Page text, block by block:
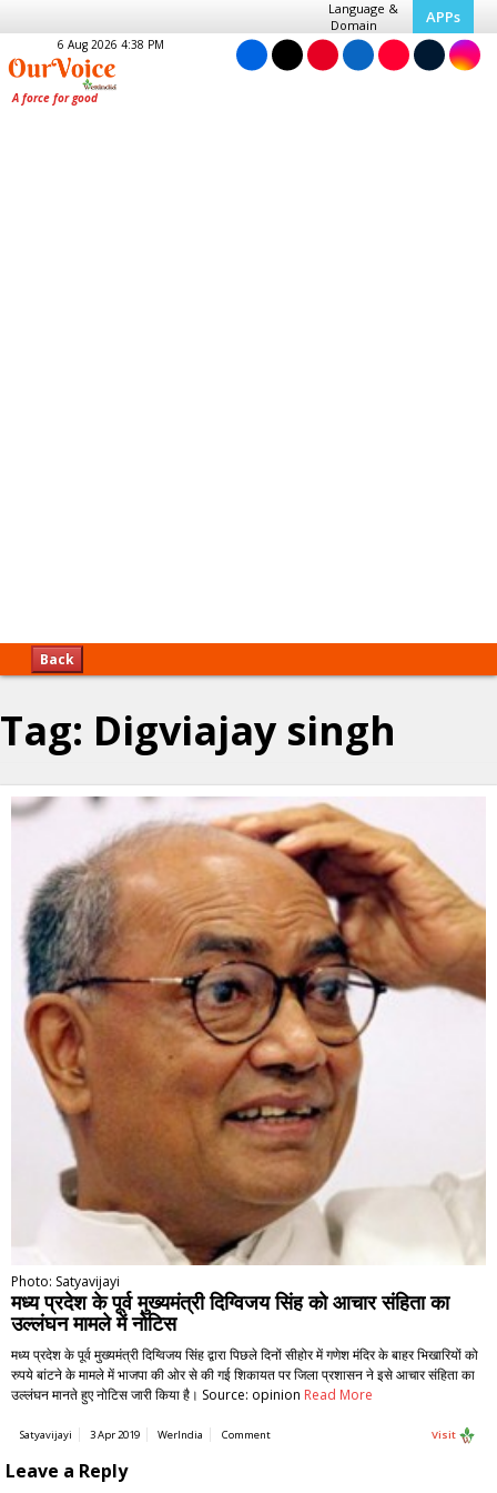
Language &
Domain
APPs
6 Aug 2026 4:38 PM
Back
Tag: Digviajay singh
Photo: Satyavijayi
मध्य प्रदेश के पूर्व मुख्यमंत्री दिग्विजय सिंह को आचार संहिता का
उल्लंघन मामले में नोटिस
मध्य प्रदेश के पूर्व मुख्यमंत्री दिग्विजय सिंह द्वारा पिछले दिनों सीहोर में गणेश मंदिर के बाहर भिखारियों को
रुपये बांटने के मामले में भाजपा की ओर से की गई शिकायत पर जिला प्रशासन ने इसे आचार संहिता का
उल्लंघन मानते हुए नोटिस जारी किया है। Source: opinion Read More
Satyavijayi 3 Apr 2019 WerIndia Comment Visit
Leave a Reply